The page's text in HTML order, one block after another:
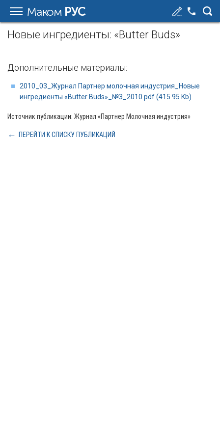
Маком РУС
Новые ингредиенты: «Butter Buds»
Дополнительные материалы:
2010_03_Журнал Партнер молочная индустрия_Новые
ингредиенты «Butter Buds»_№3_2010.pdf (415.95 Kb)
Источник публикации: Журнал «Партнер Молочная индустрия»
ПЕРЕЙТИ К СПИСКУ ПУБЛИКАЦИЙ